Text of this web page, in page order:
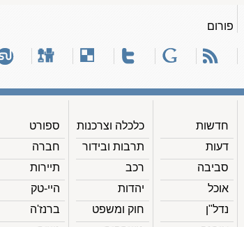
פורום
חדשות
דעות
סביבה
אוכל
נדל"ן
כלכלה וצרכנות
תרבות ובידור
רכב
יהדות
חוק ומשפט
ספורט
חברה
תיירות
היי-טק
ברנז'ה